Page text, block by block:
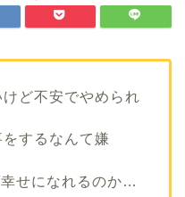
けど不安でやめられ
をするなんて嫌
幸せになれるのか…